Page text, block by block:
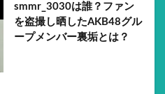
smmr_3030は誰？ファン
を盗撮し晒したAKB48グル
ープメンバー裏垢とは？